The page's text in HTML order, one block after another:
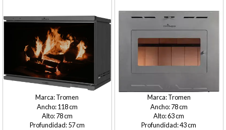
Tromen
118
78
57
Tromen
78
63
43